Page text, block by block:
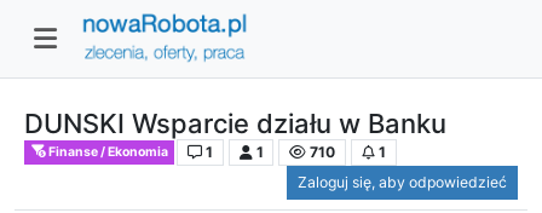
DUNSKI Wsparcie działu w Banku
Finanse / Ekonomia 1 1 710
1
Zaloguj się, aby odpowiedzieć